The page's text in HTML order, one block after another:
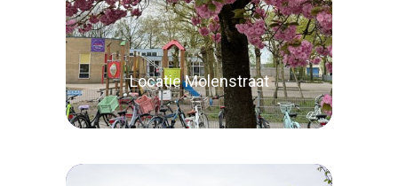
Lees verder
Locatie Molenstraat